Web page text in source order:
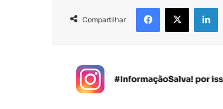
Compartilhar